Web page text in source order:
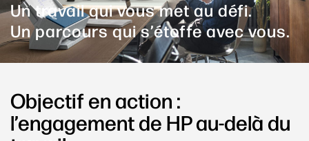
Un travail qui vous met au défi.
Un parcours qui s’étoffe avec vous.
Objectif en action :
l’engagement de HP au-delà du